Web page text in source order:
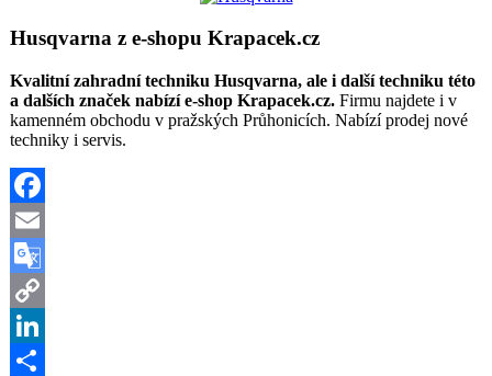
Husqvarna z e-shopu Krapacek.cz
Kvalitní zahradní techniku Husqvarna, ale i další techniku této
a dalších značek nabízí e-shop Krapacek.cz. Firmu najdete i v
kamenném obchodu v pražských Průhonicích. Nabízí prodej nové
techniky i servis.
Facebook
Email
Google
Translate
Copy
Link
LinkedIn